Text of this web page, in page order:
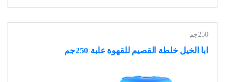
250جم
ابا الخيل خلطة القصيم للقهوة علبة 250جم